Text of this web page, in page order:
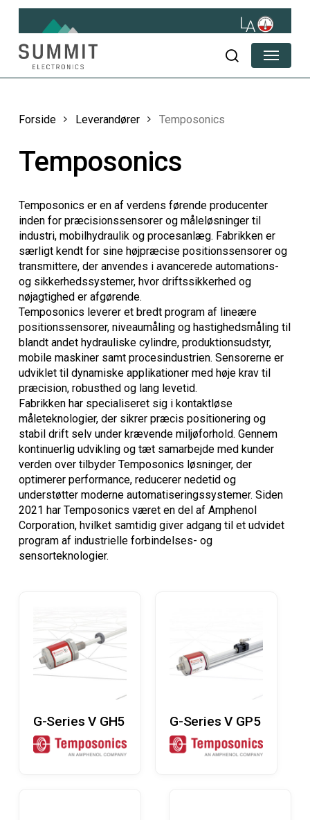
Skip
main
content
søg
Menu
Forside Leverandører Temposonics
Temposonics
Temposonics er en af verdens førende producenter
inden for præcisionssensorer og måleløsninger til
industri, mobilhydraulik og procesanlæg. Fabrikken er
særligt kendt for sine højpræcise positionssensorer og
transmittere, der anvendes i avancerede automations-
og sikkerhedssystemer, hvor driftssikkerhed og
nøjagtighed er afgørende.
Temposonics leverer et bredt program af lineære
positionssensorer, niveaumåling og hastighedsmåling til
blandt andet hydrauliske cylindre, produktionsudstyr,
mobile maskiner samt procesindustrien. Sensorerne er
udviklet til dynamiske applikationer med høje krav til
præcision, robusthed og lang levetid.
Fabrikken har specialiseret sig i kontaktløse
måleteknologier, der sikrer præcis positionering og
stabil drift selv under krævende miljøforhold. Gennem
kontinuerlig udvikling og tæt samarbejde med kunder
verden over tilbyder Temposonics løsninger, der
optimerer performance, reducerer nedetid og
understøtter moderne automatiseringssystemer. Siden
2021 har Temposonics været en del af Amphenol
Corporation, hvilket samtidig giver adgang til et udvidet
program af industrielle forbindelses- og
sensorteknologier.
G-Series V GH5 G-Series V GP5